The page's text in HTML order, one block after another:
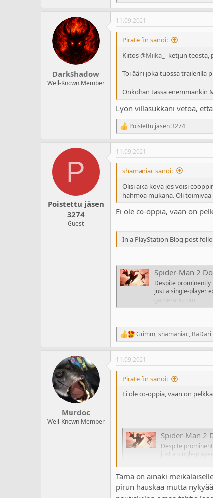
e
a
c
t
DarkShadow
Well-Known Member
11.09.2021
Pirate fin sanoi:
Kiitos@Miika_- ketjun teosta,
Toi ääni joka tuossa trailerilla
Onkohan tässä enemmänkin
Lyön villasukkani vetoa,
R
e
a
c
t
n
Poistettu jäsen 3274
P
Poistettu jäsen
3274
Guest
11.09.2021
shamaniac sanoi:
Olisi aika kova jos voisi
hahmoa mukana. Oli toimivaa
Ei ole co-oppia, vaan on
In a PlayStation Blog post
Spider-Man 2
Despite prominently
just a single-player
R
e
a
c
t
Grimm, shamaniac, BaDari
Murdoc
Well-Known Member
11.09.2021
Pirate fin sanoi:
Ei ole co-oppia, vaan on
Spider-Man 2
Despite
just a single-
Tämä on ainaki
pirun hauskaa mutta